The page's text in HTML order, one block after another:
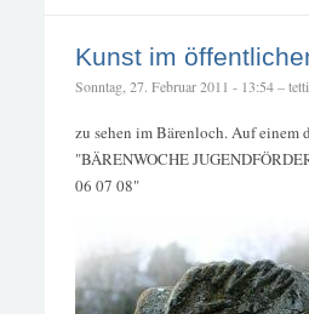
Kunst im
Sonntag, 27. Februar 2011 - 13:54 – tetti
zu sehen im Bärenloch. Auf einem
"BÄRENWOCHE
06 07 08"